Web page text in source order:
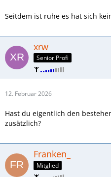
Seitdem ist ruhe es hat sich
xrw
Senior Profi
12. Februar 2026
Hast du eigentlich den
zusätzlich?
Franken_
Mitglied